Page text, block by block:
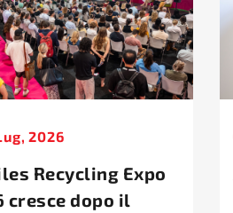
2026
Recycling Expo
cresce dopo il